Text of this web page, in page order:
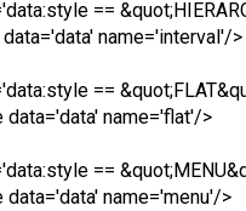
==
name='interval'/>
==
name='flat'/>
==
name='menu'/>